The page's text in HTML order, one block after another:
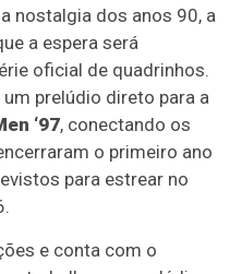
nostalgia dos anos 90, a
a espera será
oficial de quadrinhos.
prelúdio direto para a
‘97, conectando os
o primeiro ano
para estrear no
e conta com o